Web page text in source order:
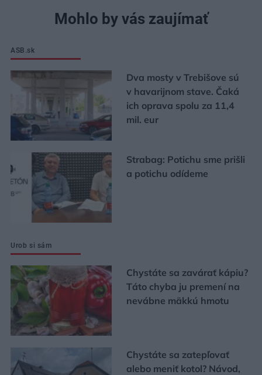
Mohlo by vás zaujímať
ASB.sk
Dva mosty v Trebišove sú
v havarijnom stave. Čaká
ich oprava spolu za 11,4
mil. eur
Strabag: Potichu sme prišli
a potichu odídeme
Urob si sám
Chystáte sa zavárať kápiu?
Táto chyba ju premení na
nevábne mäkkú hmotu
Chystáte sa zatepľovať
alebo meniť kotol? Návod,